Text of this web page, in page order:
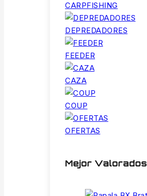
CARPFISHING
DEPREDADORES
FEEDER
CAZA
COUP
OFERTAS
Mejor Valorados